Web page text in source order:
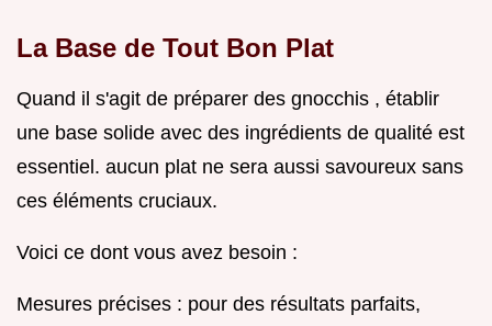
La Base de Tout Bon Plat
Quand il s'agit de préparer des gnocchis , établir
une base solide avec des ingrédients de qualité est
essentiel. aucun plat ne sera aussi savoureux sans
ces éléments cruciaux.
Voici ce dont vous avez besoin :
Mesures précises : pour des résultats parfaits,